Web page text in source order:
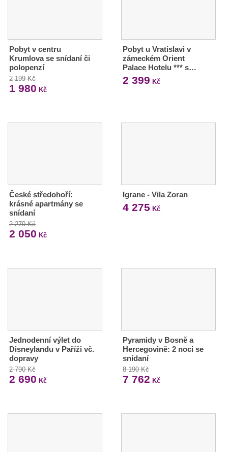
Pobyt v centru
Krumlova se snídaní či
polopenzí
2 199 Kč
1 980 Kč
Pobyt u Vratislavi v
zámeckém Orient
Palace Hotelu *** s…
2 399 Kč
České středohoří:
krásné apartmány se
snídaní
2 270 Kč
2 050 Kč
Igrane - Vila Zoran
4 275 Kč
Jednodenní výlet do
Disneylandu v Paříži vč.
dopravy
2 790 Kč
2 690 Kč
Pyramidy v Bosně a
Hercegovině: 2 noci se
snídaní
8 190 Kč
7 762 Kč